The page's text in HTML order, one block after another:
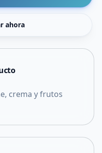
ahora
crema y frutos